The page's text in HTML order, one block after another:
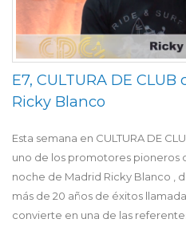
E7, CULTURA DE
Ricky Blanco
Esta semana en CULTURA DE
uno de los promotores pioneros
noche de Madrid Ricky Blanco ,
más de 20 años de éxitos
convierte en una de las